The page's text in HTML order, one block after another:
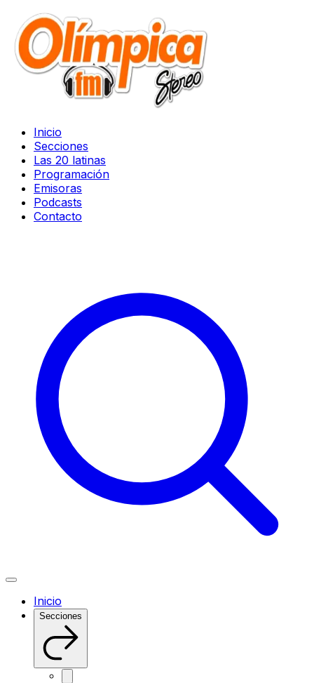
Inicio
Secciones
Las 20 latinas
Programación
Emisoras
Podcasts
Contacto
Inicio
Secciones